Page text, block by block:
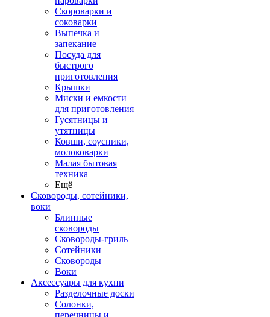
Скороварки и
соковарки
Выпечка и
запекание
Посуда для
быстрого
приготовления
Крышки
Миски и емкости
для приготовления
Гусятницы и
утятницы
Ковши, соусники,
молоковарки
Малая бытовая
техника
Ещё
Сковороды, сотейники,
воки
Блинные
сковороды
Сковороды-гриль
Сотейники
Сковороды
Воки
Аксессуары для кухни
Разделочные доски
Солонки,
перечницы и